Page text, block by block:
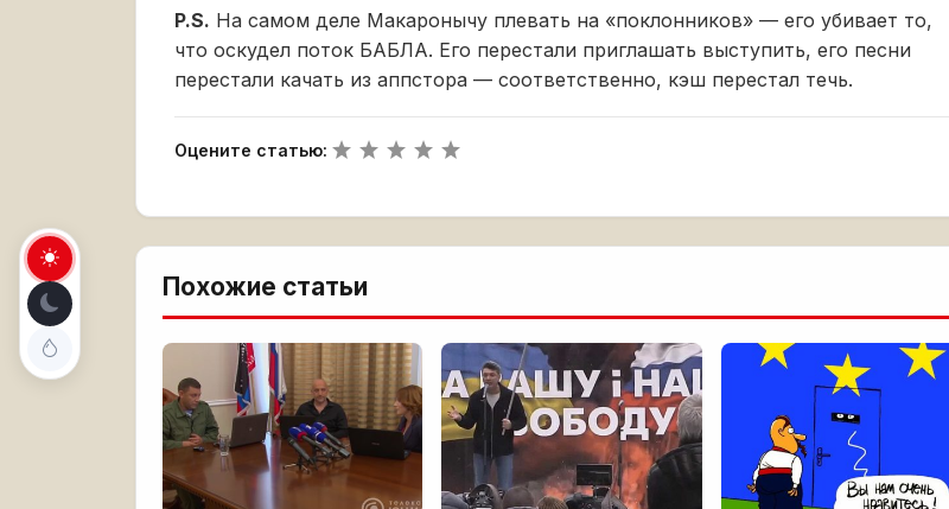
P.S. На самом деле Макаронычу плевать на «поклонников» — его убивает то,
что оскудел поток БАБЛА. Его перестали приглашать выступить, его песни
перестали качать из аппстора — соответственно, кэш перестал течь.
Оцените статью:
Похожие статьи